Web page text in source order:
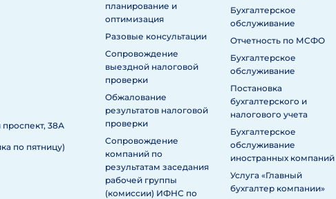
проспект, 38А
по пятницу)
планирование и
оптимизация
Разовые консультации
Сопровождение
выездной налоговой
проверки
Обжалование
результатов налоговой
проверки
Сопровождение
компаний по
результатам заседания
рабочей группы
(комиссии) ИФНС по
Бухгалтерское
обслуживание
Отчетность по МСФО
Бухгалтерское
обслуживание
Постановка
бухгалтерского и
налогового учета
Бухгалтерское
обслуживание
иностранных компаний
Услуга «Главный
бухгалтер компании»